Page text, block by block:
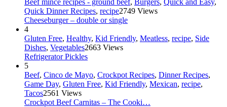
Quick Dinner Recipes, recipe2749 Views
Cheeseburger – double or single
4
Gluten Free, Healthy, Kid Friendly, Meatless, recipe, Side
Dishes, Vegetables2663 Views
Refrigerator Pickles
5
Beef, Cinco de Mayo, Crockpot Recipes, Dinner Recipes,
Game Day, Gluten Free, Kid Friendly, Mexican, recipe,
Tacos2561 Views
Crockpot Beef Carnitas – The Cooki…